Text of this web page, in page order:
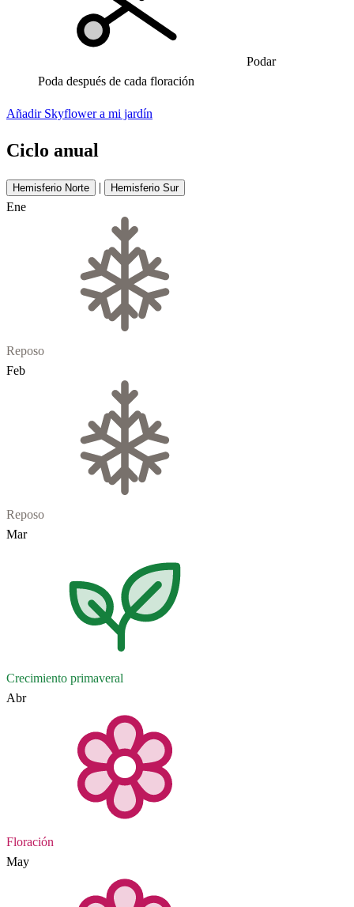
Podar
Poda después de cada floración
Añadir Skyflower a mi jardín
Ciclo anual
Hemisferio Norte | Hemisferio Sur
Ene
Reposo
Feb
Reposo
Mar
Crecimiento primaveral
Abr
Floración
May